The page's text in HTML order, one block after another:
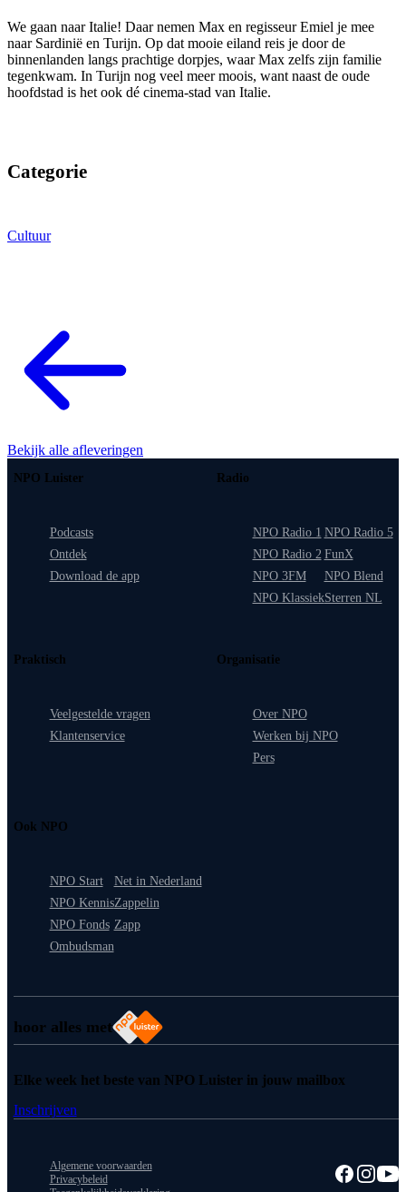
We gaan naar Italie! Daar nemen Max en regisseur Emiel je mee
naar Sardinië en Turijn. Op dat mooie eiland reis je door de
binnenlanden langs prachtige dorpjes, waar Max zelfs zijn familie
tegenkwam. In Turijn nog veel meer moois, want naast de oude
hoofdstad is het ook dé cinema-stad van Italie.
Categorie
Cultuur
Bekijk alle afleveringen
hoor alles met
NPO Luister
Podcasts
Ontdek
Download de app
Radio
NPO Radio 1
NPO Radio 2
NPO 3FM
NPO Klassiek
NPO Radio 5
FunX
NPO Blend
Sterren NL
Praktisch
Veelgestelde vragen
Klantenservice
Organisatie
Over NPO
Werken bij NPO
Pers
Ook NPO
NPO Start
NPO Kennis
NPO Fonds
Ombudsman
Net in Nederland
Zappelin
Zapp
Elke week het beste van NPO Luister in jouw mailbox
Inschrijven
Algemene voorwaarden
Privacybeleid